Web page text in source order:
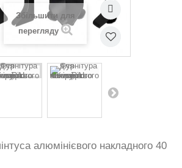
Збільшити для
перегляду
алюмінієвого накладного 40